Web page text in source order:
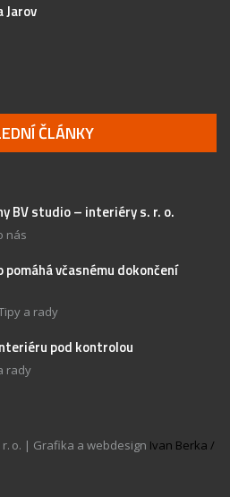
Jarov
ČLÁNKY
BV studio – interiéry s. r. o.
nás
včasnému dokončení
a rady
pod kontrolou
rady
o. | Grafika a webdesign Ivan Berka /